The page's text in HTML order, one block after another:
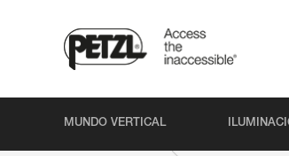
MUNDO VERTICAL